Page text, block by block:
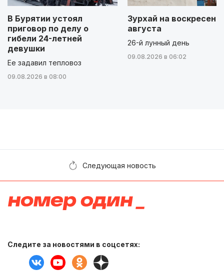
В Бурятии устоял
приговор по делу о
гибели 24-летней
девушки
Ее задавил тепловоз
09.08.2026 в 08:00
Зурхай на
августа
26-й лунный день
09.08.2026 в 06:02
Следующая новость
Следите за новостями в соцсетях: